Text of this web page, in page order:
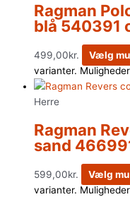
Ragman
blå 540391
499,00kr. Vælg
varianter.
Herre
Ragman
sand
599,00kr. Vælg
varianter.